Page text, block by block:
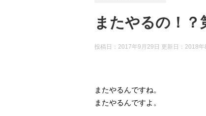
またやるの！？
投稿日：2017年9月29日 更新日： 2018年
またやるんですね。
またやるんですよ。